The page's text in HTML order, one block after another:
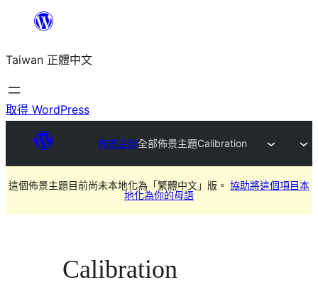
主
要
內
Taiwan 正體中文
取得 WordPress
佈景主題全部佈景主題Calibration
這個佈景主題目前尚未本地化為「繁體中文」版。 協助將這個項目本
地化為你的母語
Calibration